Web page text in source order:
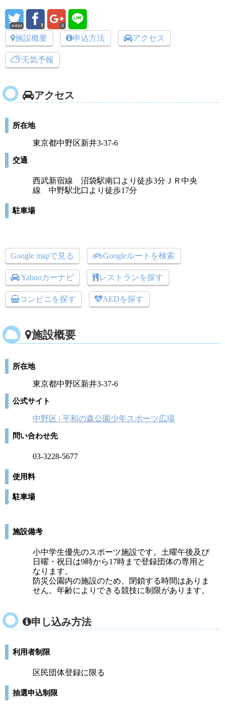
error 0
施設概要 申込方法 アクセス
天気予報
アクセス
所在地
東京都中野区新井3-37-6
交通
西武新宿線 沼袋駅南口より徒歩3分ＪＲ中央
線 中野駅北口より徒歩17分
駐車場
Google mapで見る Googleルートを検索
Yahooカーナビ レストランを探す
コンビニを探す AEDを探す
施設概要
所在地
東京都中野区新井3-37-6
公式サイト
中野区 | 平和の森公園少年スポーツ広場
問い合わせ先
03-3228-5677
使用料
駐車場
施設備考
小中学生優先のスポーツ施設です。土曜午後及び
日曜・祝日は9時から17時まで登録団体の専用と
なります。
防災公園内の施設のため、閉鎖する時間はありま
せん。年齢によりできる競技に制限があります。
申し込み方法
利用者制限
区民団体登録に限る
抽選申込制限